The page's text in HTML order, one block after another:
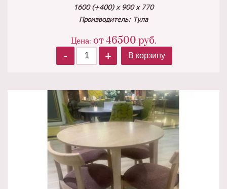
1600 (+400) х 900 х 770
Производитель: Тула
Цена: от46500 руб.
-
+ В корзину